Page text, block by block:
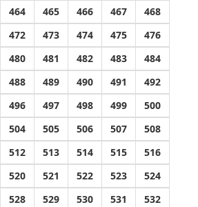
464 465 466 467
468
472 473 474 475
476
480 481 482 483
484
488 489 490 491
492
496 497 498 499
500
504 505 506 507
508
512 513 514 515
516
520 521 522 523
524
528 529 530 531
532